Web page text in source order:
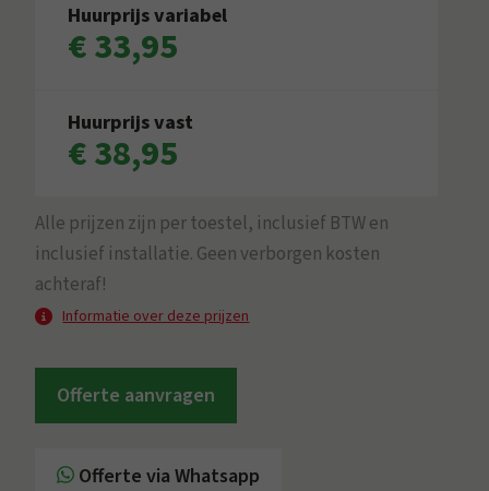
Huurprijs variabel
€ 33,95
Huurprijs vast
€ 38,95
Alle prijzen zijn per toestel, inclusief BTW en
inclusief installatie. Geen verborgen kosten
achteraf!
Informatie over deze prijzen
Offerte aanvragen
Offerte via Whatsapp